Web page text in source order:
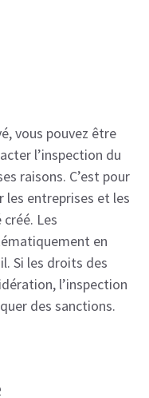
vous pouvez être
l’inspection du
raisons. C’est pour
entreprises et les
Les
en
Si les droits des
l’inspection
des sanctions.